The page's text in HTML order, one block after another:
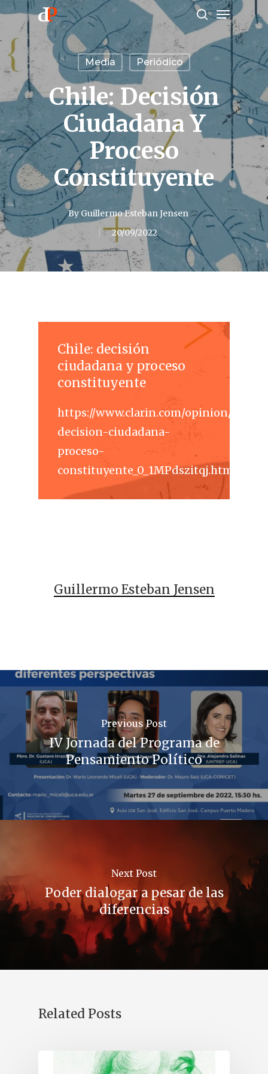
Skip
main
content
search
Menu
Media Periódico
Chile: Decisión
Ciudadana Y
Proceso
Constituyente
By Guillermo Esteban Jensen
20/09/2022
Chile: decisión
ciudadana y proceso
constituyente
https://www.clarin.com/opinion/chile-
decision-ciudadana-
proceso-
constituyente_0_1MPdszitqj.html
Guillermo Esteban Jensen
Previous Post
IV Jornada del Programa de
Pensamiento Político
Next Post
Poder dialogar a pesar de las
diferencias
Related Posts